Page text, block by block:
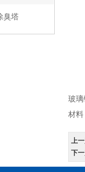
臭塔
玻璃
材料
上一
下一